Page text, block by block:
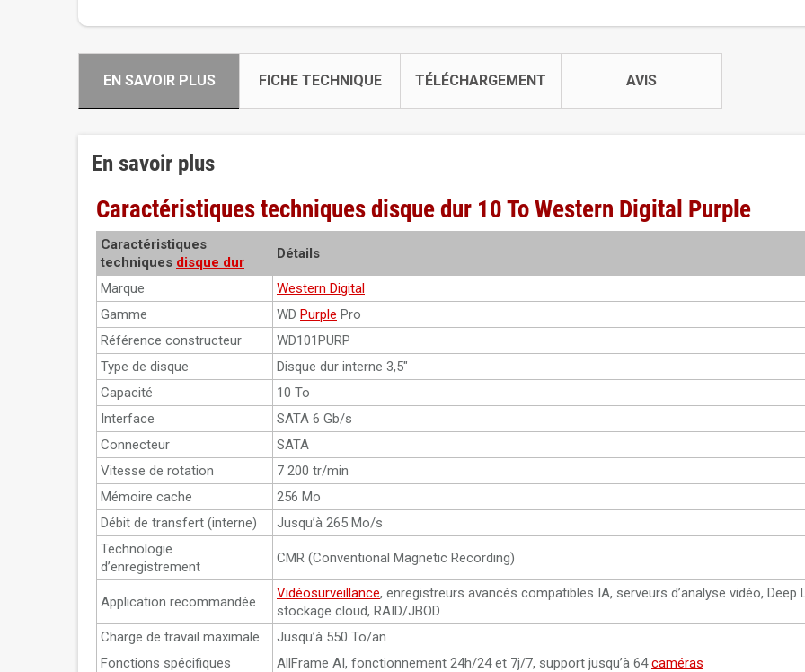
EN SAVOIR PLUS FICHE TECHNIQUE TÉLÉCHARGEMENT AVIS
En savoir plus
Caractéristiques techniques disque dur 10 To Western Digital Purple
Caractéristiques
techniques disque dur
Détails
Marque
Western Digital
Gamme
WD Purple Pro
Référence constructeur
WD101PURP
Type de disque
Disque dur interne 3,5"
Capacité
10 To
Interface
SATA 6 Gb/s
Connecteur
SATA
Vitesse de rotation
7 200 tr/min
Mémoire cache
256 Mo
Débit de transfert (interne)
Jusqu’à 265 Mo/s
Technologie
d’enregistrement
CMR (Conventional Magnetic Recording)
Application recommandée
Vidéosurveillance, enregistreurs avancés compatibles IA, serveurs d’analyse vidéo, Deep
stockage cloud, RAID/JBOD
Charge de travail maximale
Jusqu’à 550 To/an
Fonctions spécifiques
AllFrame AI, fonctionnement 24h/24 et 7j/7, support jusqu’à 64caméras